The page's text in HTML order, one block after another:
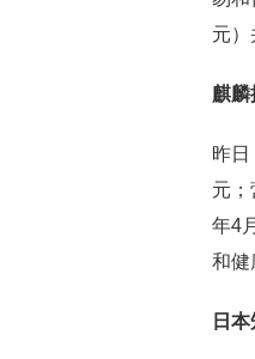
元）
麒
昨日
元
年4
和健
日